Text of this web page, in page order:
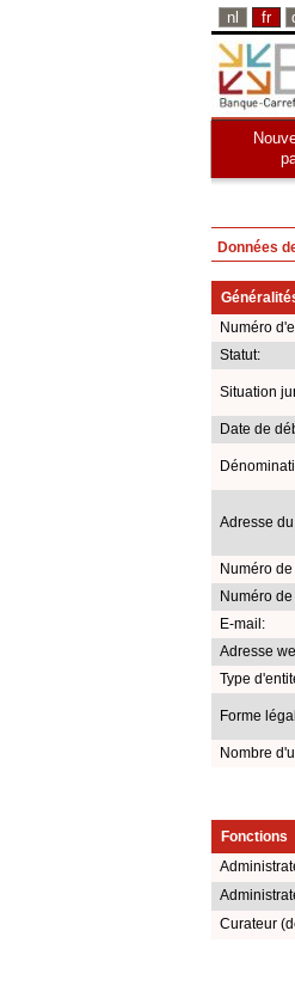
nl fr
Données
Numéro
Statut:
Situation
Date de
Adresse
Numéro
Numéro de
E-mail:
Adresse
Type
Forme
Nombre
Fonctions
Curateur